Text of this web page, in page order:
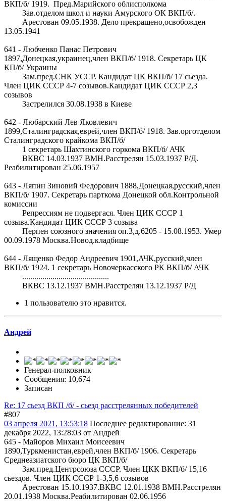
ВКП/б/ 1919. Пред.Марийского облисполкома
Зав.отделом школ и науки Амурского ОК ВКП/б/.
Арестован 09.05.1938. Дело прекращено,освобожден
13.05.1941
641 - Любченко Панас Петрович
1897,Донецкая,украинец,член ВКП/б/ 1918. Секретарь ЦК
КП/б/ Украины
Зам.пред.СНК УССР. Кандидат ЦК ВКП/б/ 17 сьезда.
Член ЦИК СССР 4-7 созывов.Кандидат ЦИК СССР 2,3
созывов
Застрелился 30.08.1938 в Киеве
642 - Любарский Лев Яковлевич
1899,Сталинградская,еврей,член ВКП/б/ 1918. Зав.орготделом
Сталинградского крайкома ВКП/б/
1 секретарь Шахтинского горкома ВКП/б/ АЧК
ВКВС 14.03.1937 ВМН.Расстрелян 15.03.1937 Р/Д.
Реабилитирован 25.06.1957
643 - Ляпин Зиновий Федорович 1888,Донецкая,русский,член
ВКП/б/ 1907. Секретарь парткома Донецкой обл.Контрольной
комиссии
Репрессиям не подвергася. Член ЦИК СССР 1
созыва.Кандидат ЦИК СССР 3 созыва
Перпен союзного значения оп.3,д.6205 - 15.08.1953. Умер
00.09.1978 Москва.Новод.кладбище
644 - Лященко Федор Андреевич 1901,АЧК,русский,член
ВКП/б/ 1924. 1 секретарь Новочеркасского РК ВКП/б/ АЧК
...........................................
ВКВС 13.12.1937 ВМН.Расстрелян 13.12.1937 Р/Д
1 пользователю это нравится.
Андрей
Генерал-полковник
Сообщения: 10,674
Записан
Re: 17 сьезд ВКП /б/ - сьезд расстрелянных победителей
#807
03 апреля 2021, 13:53:18 Последнее редактирование: 31
декабря 2022, 13:28:03 от Андрей
645 - Майоров Михаил Моисеевич
1890,Туркменистан,еврей,член ВКП/б/ 1906. Секретарь
Среднеазиатского бюро ЦК ВКП/б/
Зам.пред.Центрсоюза СССР. Член ЦКК ВКП/б/ 15,16
сьездов. Член ЦИК СССР 1-3,5,6 созывов
Арестован 15.10.1937.ВКВС 12.01.1938 ВМН.Расстрелян
20.01.1938 Москва.Реабилитирован 02.06.1956